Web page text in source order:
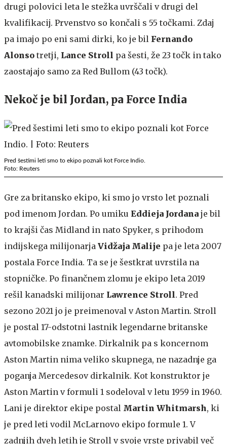
drugi polovici leta le stežka uvrščali v drugi del
kvalifikacij. Prvenstvo so končali s 55 točkami. Zdaj
pa imajo po eni sami dirki, ko je bil Fernando
Alonso tretji, Lance Stroll pa šesti, že 23 točk in tako
zaostajajo samo za Red Bullom (43 točk).
Nekoč je bil Jordan, pa Force India
Pred šestimi leti smo to ekipo poznali kot Force Indio.
Foto: Reuters
Gre za britansko ekipo, ki smo jo vrsto let poznali
pod imenom Jordan. Po umiku Eddieja Jordana je bil
to krajši čas Midland in nato Spyker, s prihodom
indijskega milijonarja Vidžaja Malije pa je leta 2007
postala Force India. Ta se je šestkrat uvrstila na
stopničke. Po finančnem zlomu je ekipo leta 2019
rešil kanadski milijonar Lawrence Stroll. Pred
sezono 2021 jo je preimenoval v Aston Martin. Stroll
je postal 17-odstotni lastnik legendarne britanske
avtomobilske znamke. Dirkalnik pa s koncernom
Aston Martin nima veliko skupnega, ne nazadnje ga
poganja Mercedesov dirkalnik. Kot konstruktor je
Aston Martin v formuli 1 sodeloval v letu 1959 in 1960.
Lani je direktor ekipe postal Martin Whitmarsh, ki
je pred leti vodil McLarnovo ekipo formule 1. V
zadnjih dveh letih je Stroll v svoje vrste privabil več